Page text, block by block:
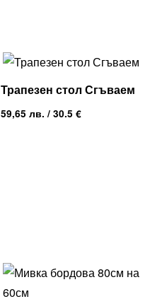
Трапезен стол Сгъваем
59,65лв. / 30.5 €